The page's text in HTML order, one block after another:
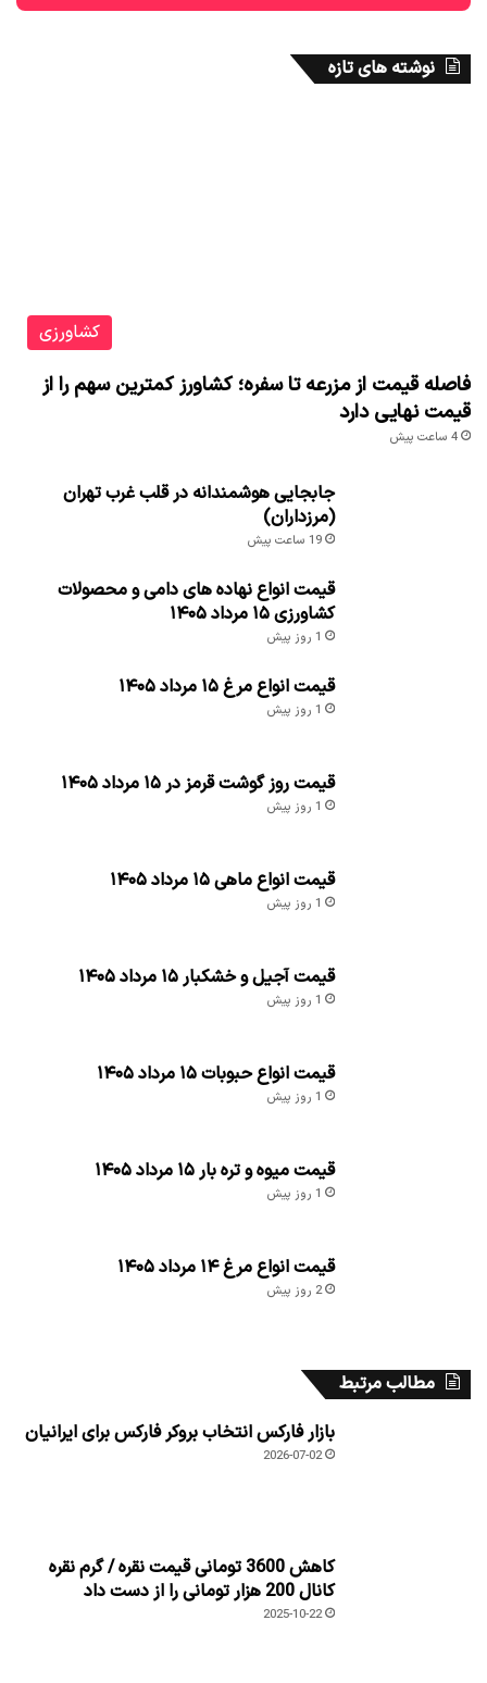
نوشته های تازه
کشاورزی
فاصله قیمت از مزرعه تا سفره؛ کشاورز کمترین سهم را از
قیمت نهایی دارد
4 ساعت پیش
جابجایی هوشمندانه در قلب غرب تهران
(مرزداران)
19 ساعت پیش
قیمت انواع نهاده های دامی و محصولات
کشاورزی ۱۵ مرداد ۱۴۰۵
1 روز پیش
قیمت انواع مرغ ۱۵ مرداد ۱۴۰۵
1 روز پیش
قیمت روز گوشت قرمز در ۱۵ مرداد ۱۴۰۵
1 روز پیش
قیمت انواع ماهی ۱۵ مرداد ۱۴۰۵
1 روز پیش
قیمت آجیل و خشکبار ۱۵ مرداد ۱۴۰۵
1 روز پیش
قیمت انواع حبوبات ۱۵ مرداد ۱۴۰۵
1 روز پیش
قیمت میوه و تره بار ۱۵ مرداد ۱۴۰۵
1 روز پیش
قیمت انواع مرغ ۱۴ مرداد ۱۴۰۵
2 روز پیش
مطالب مرتبط
بازار فارکس انتخاب بروکر فارکس برای ایرانیان
2026-07-02
کاهش 3600 تومانی قیمت نقره / گرم نقره
کانال 200 هزار تومانی را از دست داد
2025-10-22